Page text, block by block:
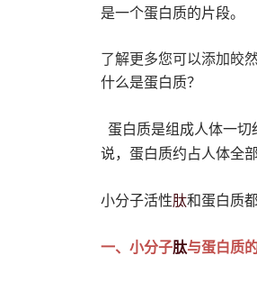
是一个蛋白质的片段。
了解更多您可以添加皎
什么是蛋白质？
蛋白质是组成人体一
说，蛋白质约占人体全
小分子活性肽和蛋白质
一、小分子肽与蛋白质